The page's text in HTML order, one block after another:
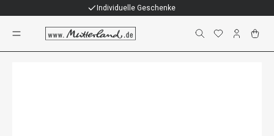
Individuelle Geschenke